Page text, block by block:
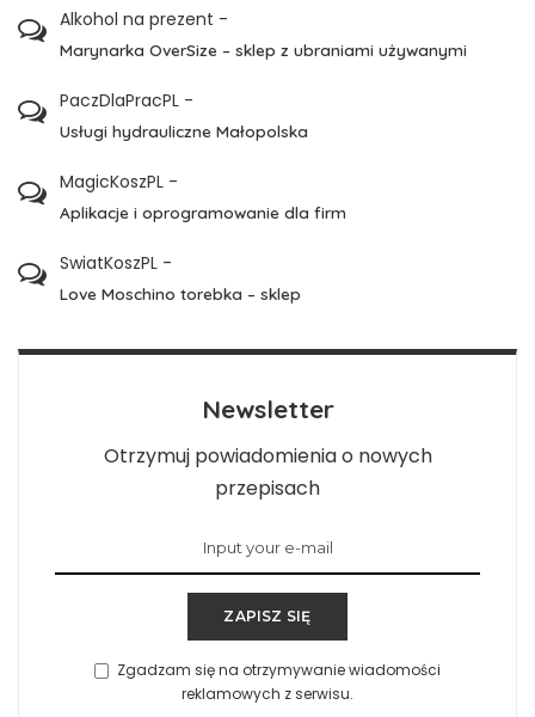
Alkohol na prezent -
Marynarka OverSize – sklep z ubraniami używanymi
PaczDlaPracPL -
Usługi hydrauliczne Małopolska
MagicKoszPL -
Aplikacje i oprogramowanie dla firm
SwiatKoszPL -
Love Moschino torebka – sklep
Newsletter
Otrzymuj powiadomienia o nowych
przepisach
ZAPISZ SIĘ
Zgadzam się na otrzymywanie wiadomości
reklamowych z serwisu.